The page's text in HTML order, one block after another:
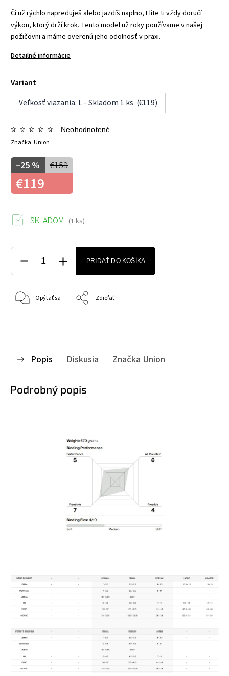
Či už rýchlo napreduješ alebo jazdíš naplno, Flite ti vždy doručí
výkon, ktorý drží krok. Tento model už roky používame v našej
požičovni a máme overenú jeho odolnosť v praxi.
Detailné informácie
Variant
Veľkosť viazania: L - Skladom 1 ks (€119)
Značka:Union
Neohodnotené
€159
–25 %
€119
SKLADOM (1 ks)
PRIDAŤ DO KOŠÍKA
Opýtať sa Zdieľať
Popis Diskusia Značka Union
Podrobný popis